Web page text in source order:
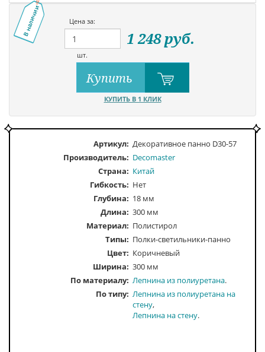
В наличии Цена за:
шт.
1 248руб.
Купить
КУПИТЬ В 1 КЛИК
Артикул: Декоративное панно D30-57
Производитель: Decomaster
Страна: Китай
Гибкость: Нет
Глубина: 18 мм
Длина: 300 мм
Материал: Полистирол
Типы: Полки-светильники-панно
Цвет: Коричневый
Ширина: 300 мм
По материалу Лепнина из полиуретана
По типу Лепнина из полиуретана на
стену
Лепнина на стену